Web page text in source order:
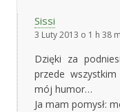
Sissi
3 Luty 2013 o 1 h 38
Dzięki za
przede
mój humor…
Ja mam pomysł: